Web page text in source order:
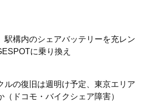
駅構内のシェアバッテリーを充レン
に乗り換え
ルの復旧は週明け予定、東京エリア
（ドコモ・バイクシェア障害）